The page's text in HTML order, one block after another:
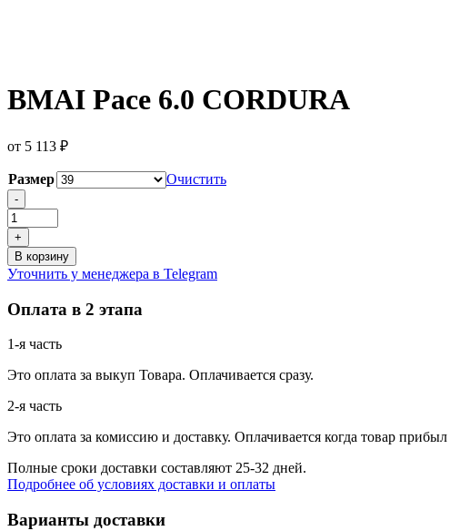
BMAI Pace 6.0 CORDURA
от 5 113 ₽
Размер
Очистить
Количество
товара
BMAI
Pace
6.0
CORDURA
-
+
В корзину
Уточнить у менеджера в Telegram
Оплата в 2 этапа
1-я часть
Это оплата за выкуп Товара. Оплачивается сразу.
2-я часть
Это оплата за комиссию и доставку. Оплачивается когда товар
Полные сроки доставки составляют 25-32 дней.
Подробнее об условиях доставки и оплаты
Варианты доставки